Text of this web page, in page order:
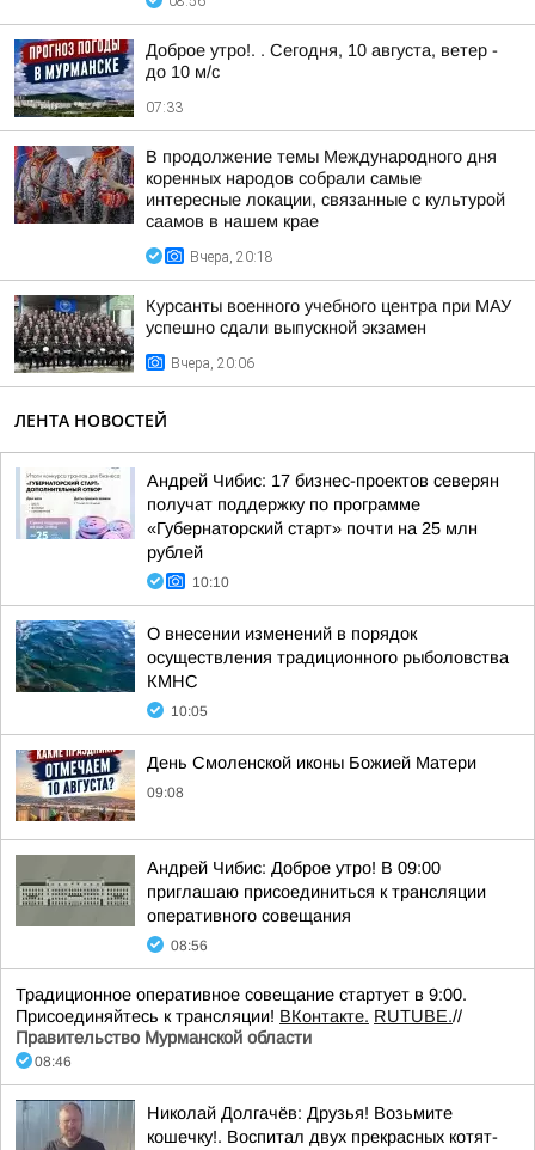
Доброе утро!. . Сегодня, 10 августа, ветер -
до 10 м/с
07:33
В продолжение темы Международного дня
коренных народов собрали самые
интересные локации, связанные с культурой
саамов в нашем крае
Вчера, 20:18
Курсанты военного учебного центра при МАУ
успешно сдали выпускной экзамен
Вчера, 20:06
ЛЕНТА НОВОСТЕЙ
Андрей Чибис: 17 бизнес-проектов северян
получат поддержку по программе
«Губернаторский старт» почти на 25 млн
рублей
10:10
О внесении изменений в порядок
осуществления традиционного рыболовства
КМНС
10:05
День Смоленской иконы Божией Матери
09:08
Андрей Чибис: Доброе утро! В 09:00
приглашаю присоединиться к трансляции
оперативного совещания
08:56
Традиционное оперативное совещание стартует в 9:00.
Присоединяйтесь к трансляции! ВКонтакте. RUTUBE.//
Правительство Мурманской области
08:46
Николай Долгачёв: Друзья! Возьмите
кошечку!. Воспитал двух прекрасных котят-